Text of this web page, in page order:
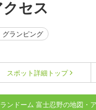
クセス
グランピング
スポット詳細 トップ
ンドーム 富士忍野の地図・